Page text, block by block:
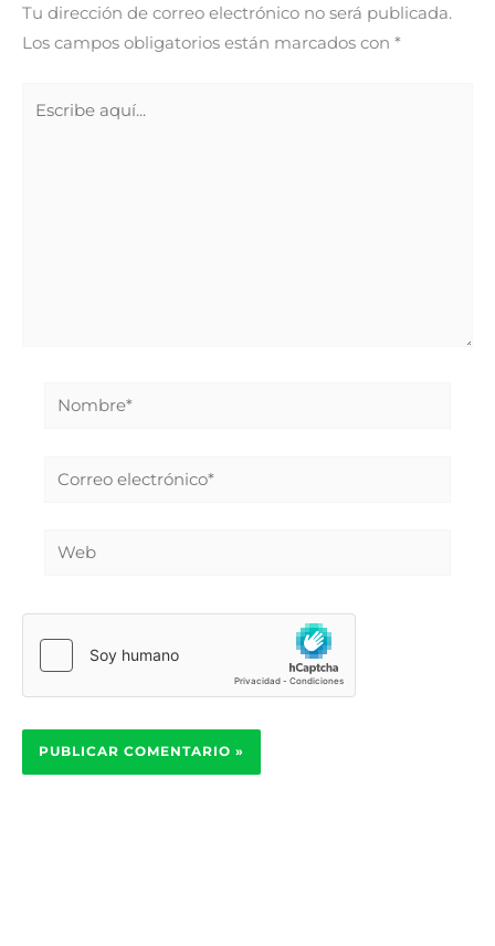
Tu dirección de correo electrónico no será publicada.
Los campos obligatorios están marcados con *
Nombre*
Correo
Web